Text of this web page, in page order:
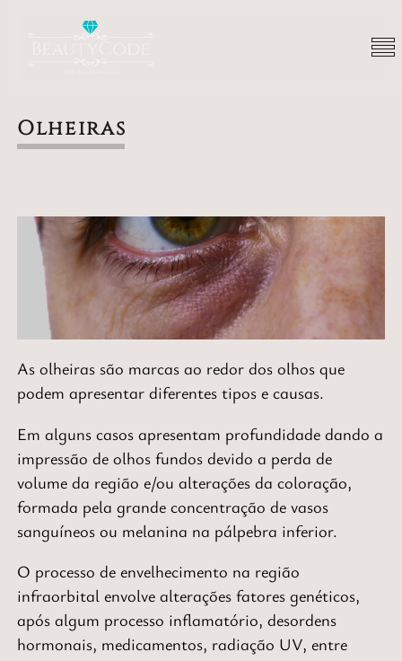
Olheiras
As olheiras são marcas ao redor dos olhos que
podem apresentar diferentes tipos e causas.
Em alguns casos apresentam profundidadedando a
impressão de olhos fundos devido a perda de
volume da região e/ou alterações da coloração,
formada pela grande concentração de vasos
sanguíneos ou melanina na pálpebra inferior.
O processo de envelhecimento na região
infraorbital envolve alterações fatores genéticos,
após algum processo inflamatório, desordens
hormonais, medicamentos, radiação UV, entre